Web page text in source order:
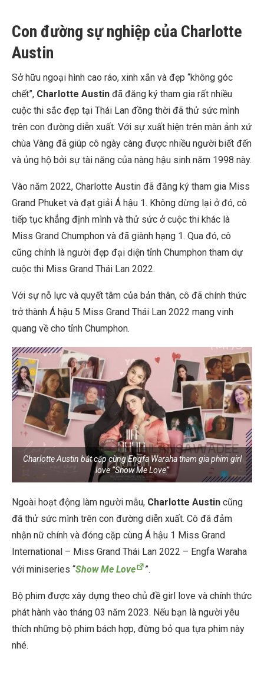
Con đường sự nghiệp của Charlotte
Austin
Sở hữu ngoại hình cao ráo, xinh xắn và đẹp “không góc
chết”, Charlotte Austin đã đăng ký tham gia rất nhiều
cuộc thi sắc đẹp tại Thái Lan đồng thời đã thử sức mình
trên con đường diễn xuất. Với sự xuất hiện trên màn ảnh xứ
chùa Vàng đã giúp cô ngày càng được nhiều người biết đến
và ủng hộ bởi sự tài năng của nàng hậu sinh năm 1998 này.
Vào năm 2022, Charlotte Austin đã đăng ký tham gia Miss
Grand Phuket và đạt giải Á hậu 1. Không dừng lại ở đó, cô
tiếp tục khẳng định mình và thử sức ở cuộc thi khác là
Miss Grand Chumphon và đã giành hạng 1. Qua đó, cô
cũng chính là người đẹp đại diện tỉnh Chumphon tham dự
cuộc thi Miss Grand Thái Lan 2022.
Với sự nỗ lực và quyết tâm của bản thân, cô đã chính thức
trở thành Á hậu 5 Miss Grand Thái Lan 2022 mang vinh
quang về cho tỉnh Chumphon.
Charlotte Austin bắt cặp cùng Engfa Waraha tham gia phim girl
love “Show Me Love”
Ngoài hoạt động làm người mẫu, Charlotte Austin cũng
đã thử sức mình trên con đường diễn xuất. Cô đã đảm
nhận nữ chính và đóng cặp cùng Á hậu 1 Miss Grand
International – Miss Grand Thái Lan 2022 – Engfa Waraha
với miniseries “Show Me Love ”.
Bộ phim được xây dựng theo chủ đề girl love và chính thức
phát hành vào tháng 03 năm 2023. Nếu bạn là người yêu
thích những bộ phim bách hợp, đừng bỏ qua tựa phim này
nhé.